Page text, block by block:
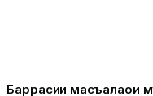
Баррасии масъалаҳои